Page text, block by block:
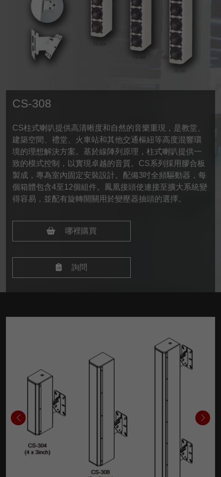
CS-308
CS柱式喇叭提供高清晰度和自然的音樂重現，是教堂、
建築空間、禮堂、火車站和其他交通樞紐等高度混響環
境的理想解決方案。基於線陣列原理，柱式喇叭提供一
致的模式控制，以實現卓越的音質。CS系列採用膠合板
製成，專為室內固定安裝設計。配備3吋全頻驅動器，每
個箱體包含4至12個組件。鳳凰接頭使連接至擴大系統變
得容易，並配有旋轉開關用於變壓器抽頭的選擇。
哪裡購買
詢問